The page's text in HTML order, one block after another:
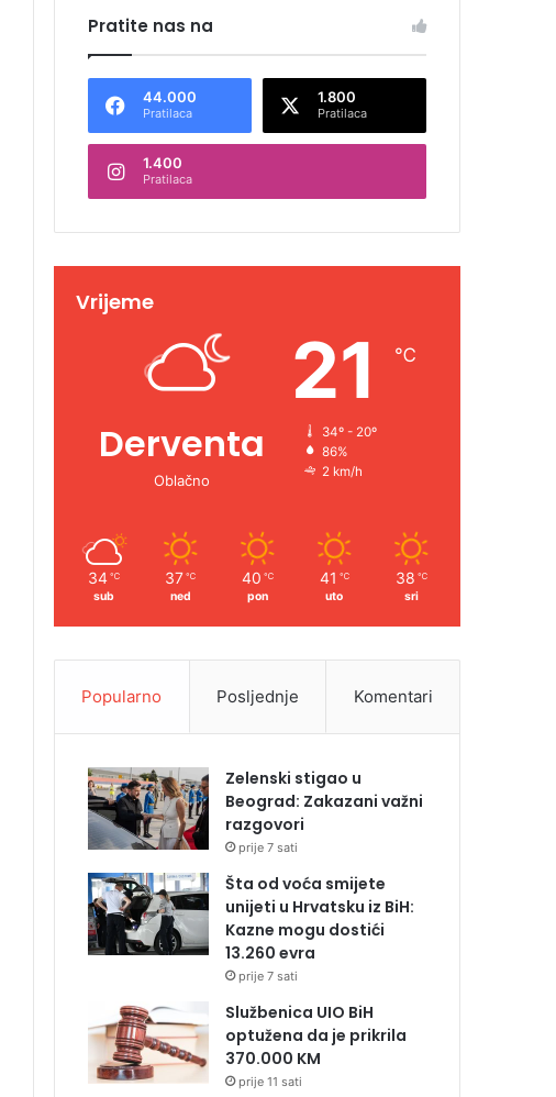
Pratite nas na
44.000
Pratilaca
1.800
Pratilaca
1.400
Pratilaca
Vrijeme
Derventa
Oblačno
21 ℃
34º - 20º
86%
2 km/h
34 ℃
sub
37 ℃
ned
40 ℃
pon
41 ℃
uto
38 ℃
sri
Popularno Posljednje Komentari
Zelenski stigao u
Beograd: Zakazani važni
razgovori
prije 7 sati
Šta od voća smijete
unijeti u Hrvatsku iz BiH:
Kazne mogu dostići
13.260 evra
prije 7 sati
Službenica UIO BiH
optužena da je prikrila
370.000 KM
prije 11 sati